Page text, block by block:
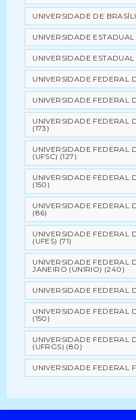
UNIVERSIDADE DE
UNIVERSIDADE
UNIVERSIDADE
UNIVERSIDADE FEDERAL
UNIVERSIDADE FEDERAL
UNIVERSIDADE FEDERAL
(173)
UNIVERSIDADE FEDERAL
(UFSC) (127)
UNIVERSIDADE FEDERAL
(150)
UNIVERSIDADE FEDERAL
(86)
UNIVERSIDADE FEDERAL
(UFES) (71)
UNIVERSIDADE FEDERAL
JANEIRO (UNIRIO) (240)
UNIVERSIDADE FEDERAL
UNIVERSIDADE FEDERAL
(150)
UNIVERSIDADE FEDERAL
(UFRGS) (80)
UNIVERSIDADE FEDERAL